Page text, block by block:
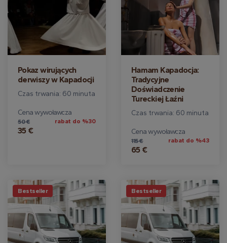
Pokaz wirujących
derwiszy w Kapadocji
Czas trwania: 60 minuta
Cena wywoławcza
50 €
35 €
rabat do %30
Hamam Kapadocja:
Tradycyjne
Doświadczenie
Tureckiej Łaźni
Czas trwania: 60 minuta
Cena wywoławcza
115 €
65 €
rabat do %43
Bestseller Bestseller